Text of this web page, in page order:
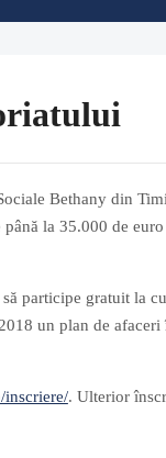
Bethany din
la 35.000 de
participe gratuit la
un plan de afaceri
inscriere/. Ulterior